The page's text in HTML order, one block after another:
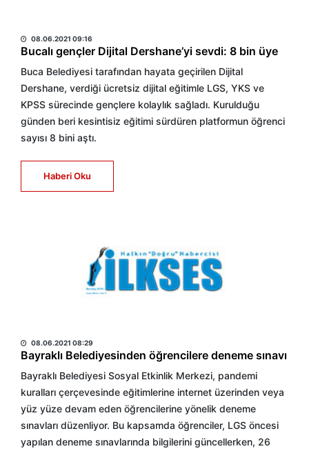
08.06.2021 09:16
Bucalı gençler Dijital Dershane’yi sevdi: 8 bin üye
Buca Belediyesi tarafından hayata geçirilen Dijital
Dershane, verdiği ücretsiz dijital eğitimle LGS, YKS ve
KPSS sürecinde gençlere kolaylık sağladı. Kurulduğu
günden beri kesintisiz eğitimi sürdüren platformun öğrenci
sayısı 8 bini aştı.
Haberi Oku
08.06.2021 08:29
Bayraklı Belediyesinden öğrencilere deneme sınavı
Bayraklı Belediyesi Sosyal Etkinlik Merkezi, pandemi
kuralları çerçevesinde eğitimlerine internet üzerinden veya
yüz yüze devam eden öğrencilerine yönelik deneme
sınavları düzenliyor. Bu kapsamda öğrenciler, LGS öncesi
yapılan deneme sınavlarında bilgilerini güncellerken, 26